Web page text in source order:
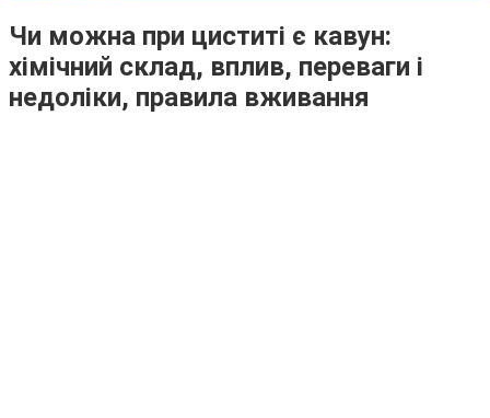
Чи можна при циститі є кавун:
хімічний склад, вплив, переваги і
недоліки, правила вживання